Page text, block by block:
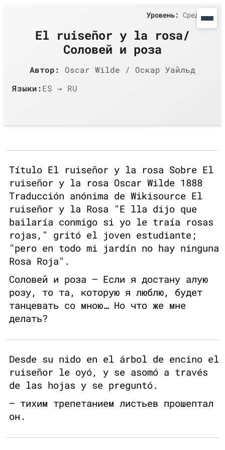
El ruiseñor y la rosa/
Соловей и роза
Автор:
Oscar Wilde / Оскар Уайльд
Языки:ES → RU
Уровень: Средний
Título El ruiseñor y la rosa Sobre El
ruiseñor y la rosa Oscar Wilde 1888
Traducción anónima de Wikisource El
ruiseñor y la Rosa "E lla dijo que
bailaría conmigo si yo le traía rosas
rojas," gritó el joven estudiante;
"pero en todo mi jardín no hay ninguna
Rosa Roja".
Соловей и роза — Если я достану алую
розу, то та, которую я люблю, будет
танцевать со мною… Но что же мне
делать?
Desde su nido en el árbol de encino el
ruiseñor le oyó, y se asomó a través
de las hojas y se preguntó.
— тихим трепетанием листьев прошептал
он.